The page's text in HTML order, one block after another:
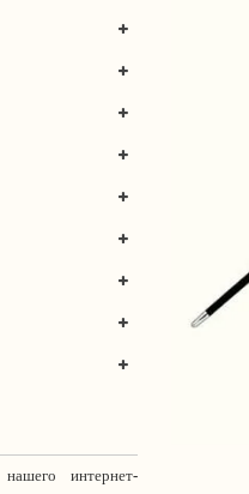
нашего интернет-